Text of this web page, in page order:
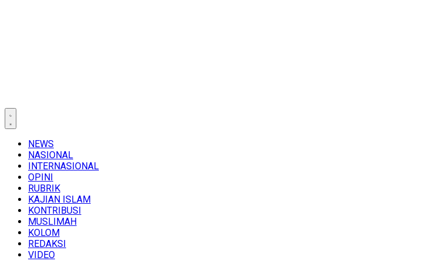
NEWS
NASIONAL
INTERNASIONAL
OPINI
RUBRIK
KAJIAN ISLAM
KONTRIBUSI
MUSLIMAH
KOLOM
REDAKSI
VIDEO